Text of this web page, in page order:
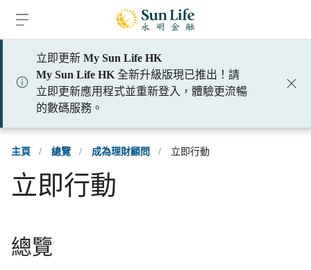
立即更新 My Sun Life HK
My Sun Life HK 全新升級版現已推出！請
立即更新應用程式並重新登入，體驗更流暢
的數碼服務。
主頁 / 總覽 / 成為理財顧問 / 立即行動
立即行動
總覽